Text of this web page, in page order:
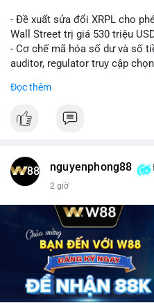
- Đề xuất sửa đổi XRPL cho
Wall Street trị giá 530 triệu
- Cơ chế mã hóa số dư và số
auditor, regulator truy cập
tài chính.
chức tài chính.
$xrp
#titanbot
📰 Nguồn: CoinDesk
Đọc thêm
nguyenphong88
2 giờ